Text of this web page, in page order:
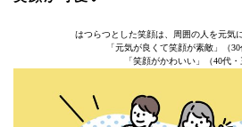
はつらつとした笑顔は、周囲の人を元気
「元気が良くて笑顔が素敵」（30
「笑顔がかわいい」（40代・